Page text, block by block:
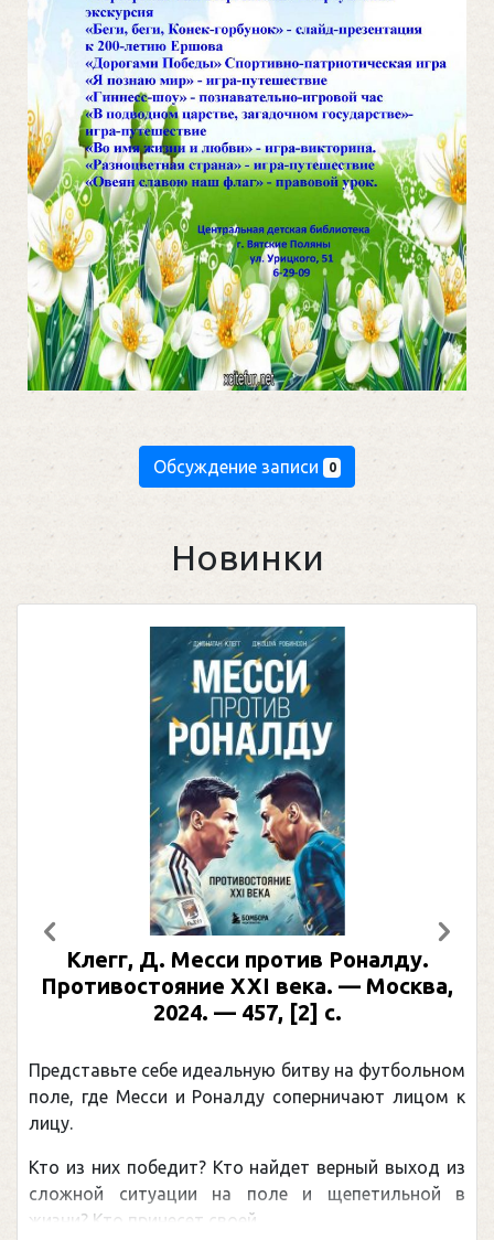
Обсуждение записи 0
Новинки
Клегг, Д. Месси против Роналду.
Противостояние XXI века. — Москва,
2024. — 457, [2] с.
Представьте себе идеальную битву на футбольном
поле, где Месси и Роналду соперничают лицом к
лицу.
Кто из них победит? Кто найдет верный выход из
сложной ситуации на поле и щепетильной в
жизни? Кто принесет своей ...
Предыдущий